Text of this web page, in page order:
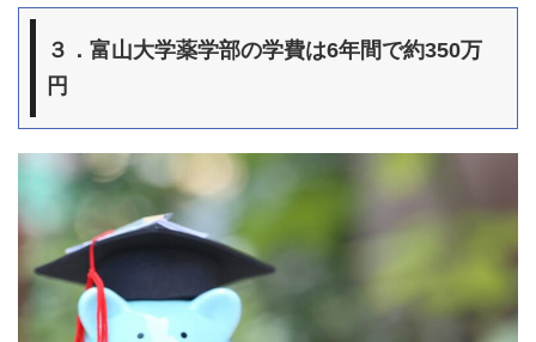
３．富山大学薬学部の学費は6年間で約350万
円